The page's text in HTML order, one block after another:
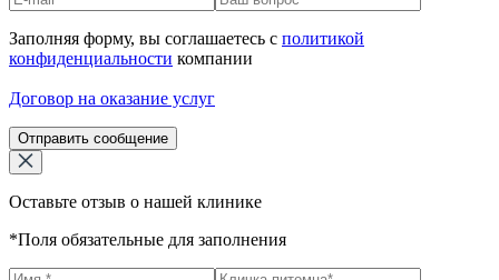
Заполняя форму, вы соглашаетесь с политикой
конфиденциальности компании
Договор на оказание услуг
Отправить сообщение
Оставьте отзыв о нашей клинике
*Поля обязательные для заполнения